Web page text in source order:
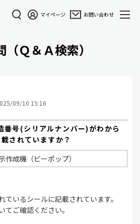
マイページ お問い合わせ
Ｑ＆Ａ検索）
09/10 15:16
番号(シリアルナンバー)がわから
されていますか？
作成機（ビーポップ）
ているシールに記載されています。
ご確認ください。